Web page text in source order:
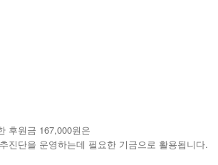
후원금 167,000원은
진단을 운영하는데 필요한 기금으로 활용됩니다.